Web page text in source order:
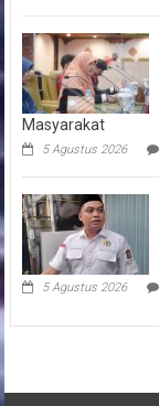
Masyarakat
5 Agustus 2026
5 Agustus 2026